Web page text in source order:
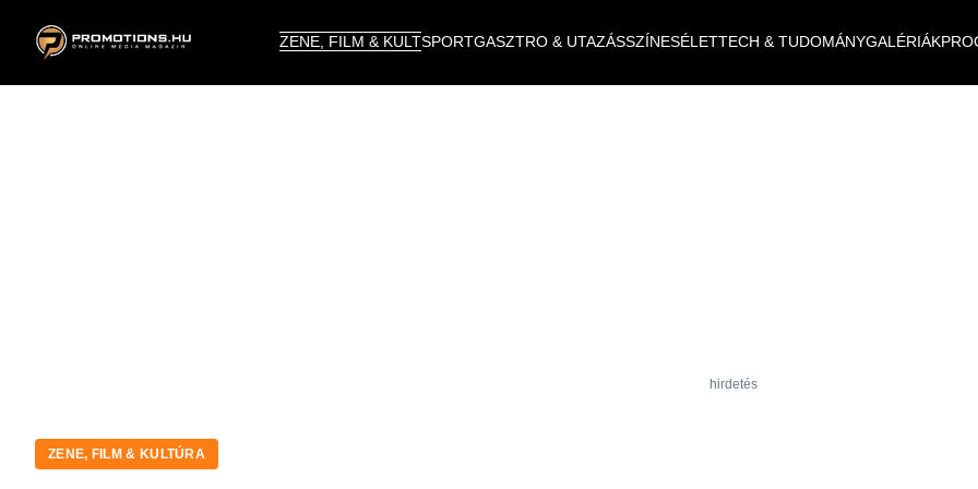
ZENE, FILM & KULTSPORTGASZTRO & UTAZÁSSZÍNESÉLETTECH & TUDOMÁNYGALÉRIÁK
hirdetés
ZENE, FILM & KULTÚRA